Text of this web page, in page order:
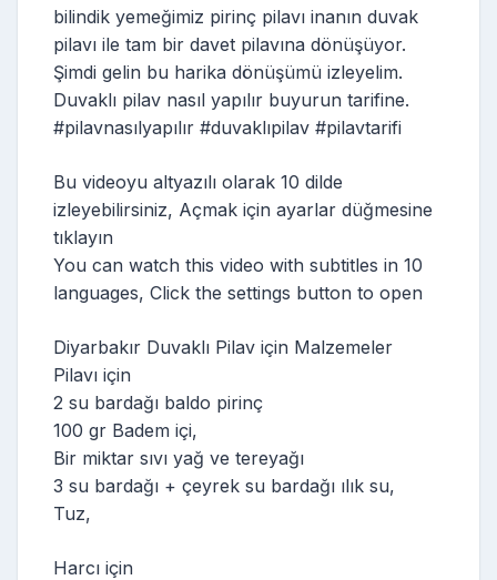
bilindik yemeğimiz pirinç pilavı inanın duvak
pilavı ile tam bir davet pilavına dönüşüyor.
Şimdi gelin bu harika dönüşümü izleyelim.
Duvaklı pilav nasıl yapılır buyurun tarifine.
#pilavnasılyapılır #duvaklıpilav #pilavtarifi
Bu videoyu altyazılı olarak 10 dilde
izleyebilirsiniz, Açmak için ayarlar düğmesine
tıklayın
You can watch this video with subtitles in 10
languages, Click the settings button to open
Diyarbakır Duvaklı Pilav için Malzemeler
Pilavı için
2 su bardağı baldo pirinç
100 gr Badem içi,
Bir miktar sıvı yağ ve tereyağı
3 su bardağı + çeyrek su bardağı ılık su,
Tuz,
Harcı için